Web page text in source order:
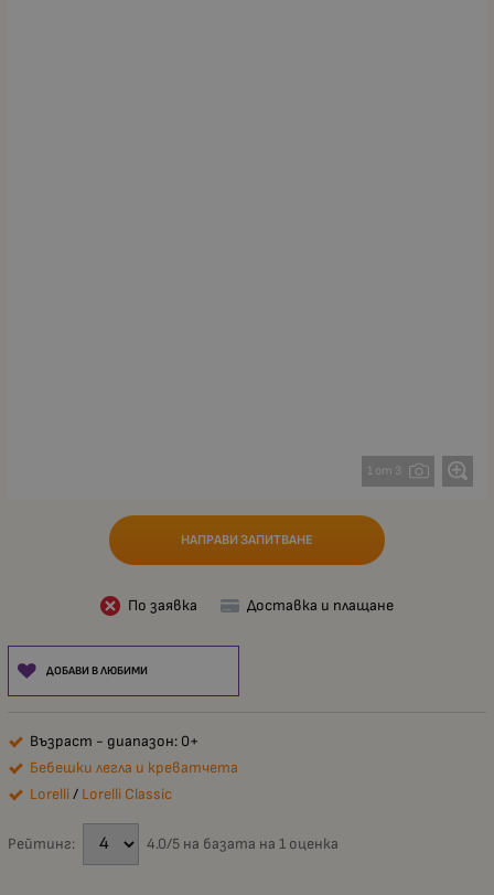
1 от 3
НАПРАВИ ЗАПИТВАНЕ
По заявка Доставка и плащане
ДОБАВИ В ЛЮБИМИ
Възраст - диапазон: 0+
Бебешки легла и креватчета
Lorelli/ Lorelli Classic
Рейтинг: 4.0/5 на базата на 1 оценка